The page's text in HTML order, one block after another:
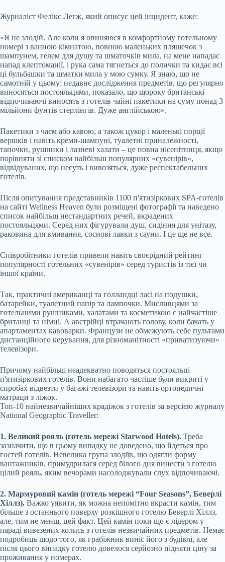
Журналіст Фелікс Легж, який описує цей інцидент, каже:
«Я не злодій. Але коли я опиняюся в комфортному готельному
номері з ванною кімнатою, повною маленьких пляшечок з
шампунем, гелем для душу та шматочків мила, на мене нападає
напад клептоманії, і рука сама тягнеться до полички та кидає всі
ці бульбашки та шматки мила у мою сумку. Я знаю, що не
самотній у цьому: недавнє дослідження предметів, що регулярно
виносяться постояльцями, показало, що щороку британські
відпочиваючі виносять з готелів чайні пакетики на суму понад 3
мільйони фунтів стерлінгів. Дуже англійською».
Пакетики з чаєм або кавою, а також цукор і маленькі порції
вершків і навіть креми-шампуні, туалетні приналежності,
тапочки, рушники і лазневі халати – це повна нісенітниця, якщо
порівняти зі списком найбільш популярних «сувенірів»,
відвідуваних, що несуть і вивозяться, дуже респектабельних
готелів.
Після опитування представників 1100 п'ятизіркових SPA-готелів
на сайті Wellness Heaven були розміщені фотографії та наведено
список найбільш нестандартних речей, вкрадених
постояльцями. Серед них фігурували душ, сидіння для унітазу,
раковина для вмивання, соснові лавки з сауни. І це ще не все.
Співробітники готелів привели навіть своєрідний рейтинг
популярності готельних «сувенірів» серед туристів із тієї чи
іншої країни.
Так, практичні американці та голландці ласі на подушки,
батарейки, туалетний папір та лампочки. Мисливцями за
готельними рушниками, халатами та косметикою є найчастіше
британці та німці. А австрійці втрачають голову, коли бачать у
апартаментах кавоварки. Французи не обмежують себе пультами
дистанційного керування, для різноманітності «приватизуючи»
телевізори.
Причому найбільш неадекватно поводяться постояльці
п'ятизіркових готелів. Вони набагато частіше були викриті у
спробах відвезти у багажі телевізори та навіть ортопедичні
матраци з ліжок.
Топ-10 найнезвичайніших крадіжок з готелів за версією журналу
Nationаl Geographic Traveller:
1. Великий рояль (готель мережі Starwood Hotels). Треба
зазначити, що в цьому випадку не доведено, що йдеться про
гостей готелів. Невелика група злодіїв, що одягли форму
вантажників, примудрилася серед білого дня винести з готелю
цілий рояль, яким вечорами насолоджували слух відпочиваючі.
2. Мармуровий камін (готель мережі “Four Seasons”, Беверлі
Хіллз). Важко уявити, як можна непомітно вкрасти камін, тим
більше з останнього поверху розкішного готелю Беверлі Хіллз,
але, тим не менш, цей факт. Цей камін поки що є лідером у
параді вивезених колись з готелів незвичайних предметів. Немає
подробиць щодо того, як грабіжник виніс його з будівлі, але
після цього випадку готелю довелося серйозно підняти ціну за
проживання у номерах.